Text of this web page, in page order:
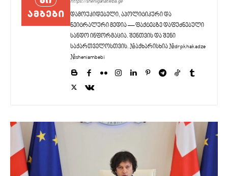
https://sheniganatleba.ge
დამოუკიდებელი, აპოლიტიკური და
ნეიტრალური მედია — ფაქტებზე დაფუძნებული
სანდო ინფორმაცია. შენთვის და შენი
საქართველოსთვის. #აქხარისხია #drpkhakadze
#sheniambebi